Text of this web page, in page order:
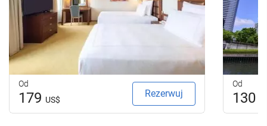
Od
179 US$
Rezerwuj
Od
130